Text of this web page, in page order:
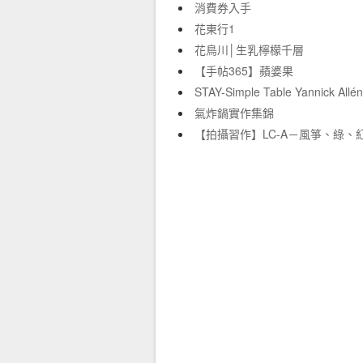
消費券入手
花東行1
花鳥川│生乳檸檬千層
【手帖365】蘋婆果
STAY-Simple Table Yannick
氣炸鍋實作集錦
【拍攝習作】LC-A－風箏、綠、